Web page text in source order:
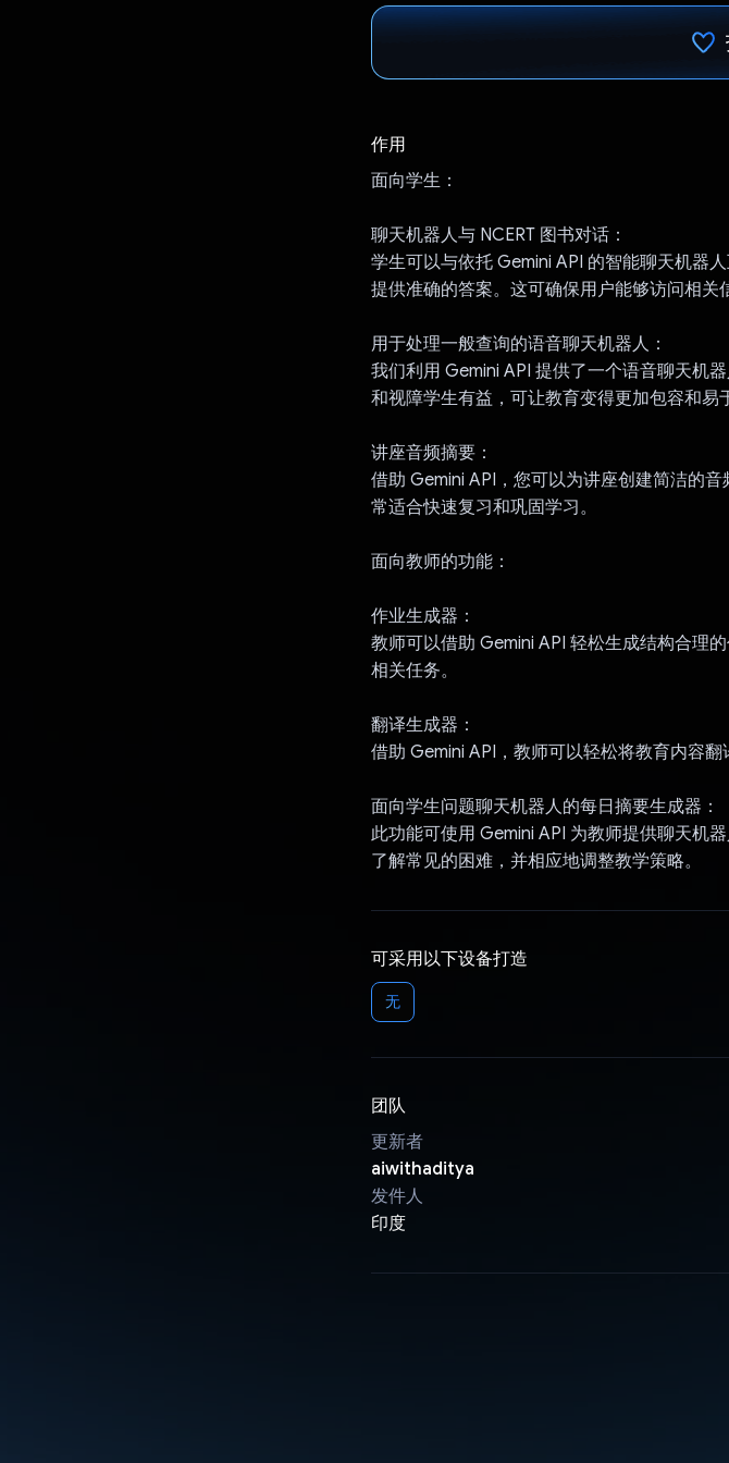
作用
面向学生：
聊天机器人与 NCERT 图书对话：
学生可以与依托 Gemini API 的智能聊天机器
提供准确的答案。这可确保用户能够访问相关
用于处理一般查询的语音聊天机器人：
我们利用 Gemini API 提供了一个语音聊天机
和视障学生有益，可让教育变得更加包容和易
讲座音频摘要：
借助 Gemini API，您可以为讲座创建简洁的
常适合快速复习和巩固学习。
面向教师的功能：
作业生成器：
教师可以借助 Gemini API 轻松生成结构合理
相关任务。
翻译生成器：
借助 Gemini API，教师可以轻松将教育内容
面向学生问题聊天机器人的每日摘要生成器：
此功能可使用 Gemini API 为教师提供聊天机
了解常见的困难，并相应地调整教学策略。
可采用以下设备打造
无
团队
更新者
aiwithaditya
发件人
印度